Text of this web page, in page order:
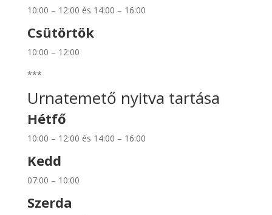
10:00 – 12:00 és 14:00 – 16:00
Csütörtök
10:00 – 12:00
***
Urnatemető nyitva tartása
Hétfő
10:00 – 12:00 és 14:00 – 16:00
Kedd
07:00 – 10:00
Szerda